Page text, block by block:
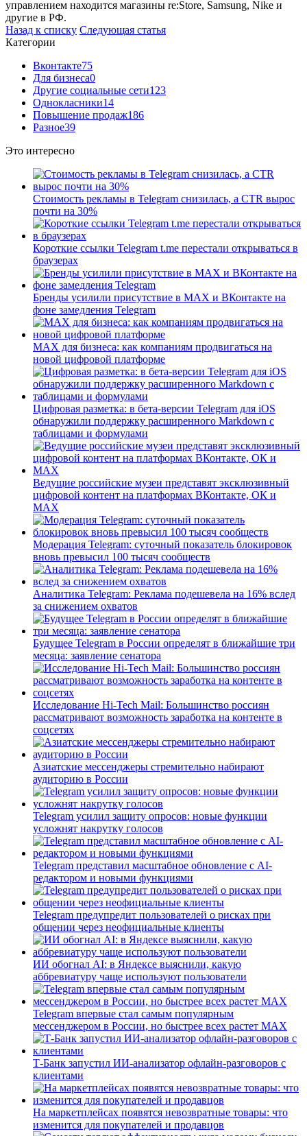
управлением находится магазины re:Store, Samsung, Nike и
другие в РФ.
Назад к списку Следующая статья
Категории
Вконтакте75
Для бизнеса0
Другие социальные сети123
Однокласники14
Повышение продаж186
Разное39
Это интересно
Стоимость рекламы в Telegram снизилась, а CTR вырос
почти на 30%
Короткие ссылки Telegram t.me перестали открываться в
браузерах
Бренды усилили присутствие в MAX и ВКонтакте на
фоне замедления Telegram
MAX для бизнеса: как компаниям продвигаться на
новой цифровой платформе
Цифровая разметка: в бета-версии Telegram для iOS
обнаружили поддержку расширенного Markdown с
таблицами и формулами
Ведущие российские музеи представят эксклюзивный
цифровой контент на платформах ВКонтакте, ОК и
MAX
Модерация Telegram: суточный показатель блокировок
вновь превысил 100 тысяч сообществ
Аналитика Telegram: Реклама подешевела на 16% вслед
за снижением охватов
Будущее Telegram в России определят в ближайшие три
месяца: заявление сенатора
Исследование Hi-Tech Mail: Большинство россиян
рассматривают возможность заработка на контенте в
соцсетях
Азиатские мессенджеры стремительно набирают
аудиторию в России
Telegram усилил защиту опросов: новые функции
усложнят накрутку голосов
Telegram представил масштабное обновление с AI-
редактором и новыми функциями
Telegram предупредит пользователей о рисках при
общении через неофициальные клиенты
ИИ обогнал AI: в Яндексе выяснили, какую
аббревиатуру чаще используют пользователи
Telegram впервые стал самым популярным
мессенджером в России, но быстрее всех растет MAX
Т-Банк запустил ИИ-анализатор офлайн-разговоров с
клиентами
На маркетплейсах появятся невозвратные товары: что
изменится для покупателей и продавцов